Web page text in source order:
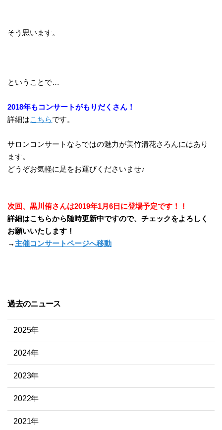
そう思います。
ということで…
2018年もコンサートがもりだくさん！
詳細はこちらです。
サロンコンサートならではの魅力が美竹清花さろんにはあり
ます。
どうぞお気軽に足をお運びくださいませ♪
次回、黒川侑さんは2019年1月6日に登場予定です！！
詳細はこちらから随時更新中ですので、チェックをよろしく
お願いいたします！
→ 主催コンサートページへ移動
過去のニュース
2025年
2024年
2023年
2022年
2021年